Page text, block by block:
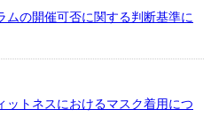
ムの開催可否に関する判断基準に
ットネスにおけるマスク着用につ